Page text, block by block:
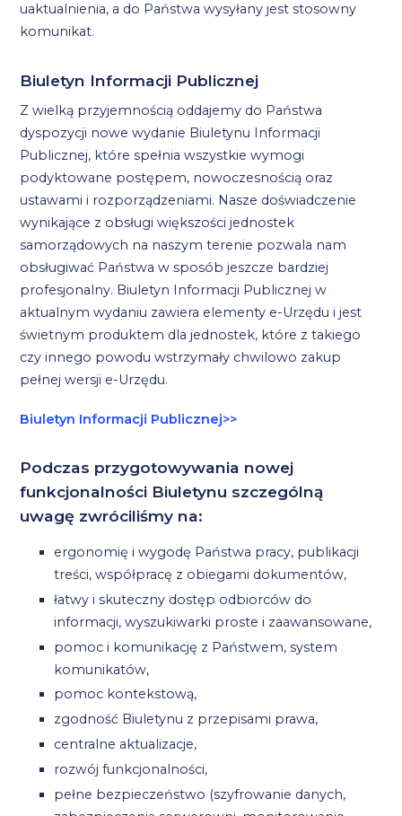
uaktualnienia, a do Państwa wysyłany jest stosowny
komunikat.
Biuletyn Informacji Publicznej
Z wielką przyjemnością oddajemy do Państwa
dyspozycji nowe wydanie Biuletynu Informacji
Publicznej, które spełnia wszystkie wymogi
podyktowane postępem, nowoczesnością oraz
ustawami i rozporządzeniami. Nasze doświadczenie
wynikające z obsługi większości jednostek
samorządowych na naszym terenie pozwala nam
obsługiwać Państwa w sposób jeszcze bardziej
profesjonalny. Biuletyn Informacji Publicznej w
aktualnym wydaniu zawiera elementy e-Urzędu i jest
świetnym produktem dla jednostek, które z takiego
czy innego powodu wstrzymały chwilowo zakup
pełnej wersji e-Urzędu.
Biuletyn Informacji Publicznej>>
Podczas przygotowywania nowej
funkcjonalności Biuletynu szczególną
uwagę zwróciliśmy na:
ergonomię i wygodę Państwa pracy, publikacji
treści, współpracę z obiegami dokumentów,
łatwy i skuteczny dostęp odbiorców do
informacji, wyszukiwarki proste i zaawansowane,
pomoc i komunikację z Państwem, system
komunikatów,
pomoc kontekstową,
zgodność Biuletynu z przepisami prawa,
centralne aktualizacje,
rozwój funkcjonalności,
pełne bezpieczeństwo (szyfrowanie danych,